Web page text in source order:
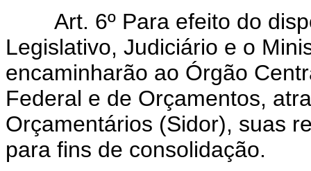
Art. 6º Para efeito do
Legislativo, Judiciário e o
encaminharão ao Órgão
Federal e de Orçamentos,
Orçamentários (Sidor), suas
para fins de consolidação.